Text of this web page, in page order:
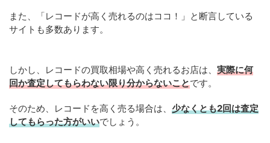
また、「レコードが高く売れるのはココ！」と断言している
サイトも多数あります。
しかし、レコードの買取相場や高く売れるお店は、 実際に何
回か査定してもらわない限り分からないことです。
そのため、レコードを高く売る場合は、 少なくとも2回は査定
してもらった方がいいでしょう。